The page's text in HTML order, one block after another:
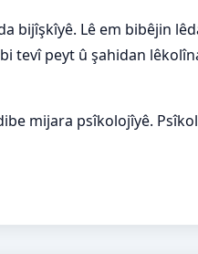
bijîşkîyê. Lê em bibêjin
tevî peyt û şahidan
mijara psîkolojîyê.